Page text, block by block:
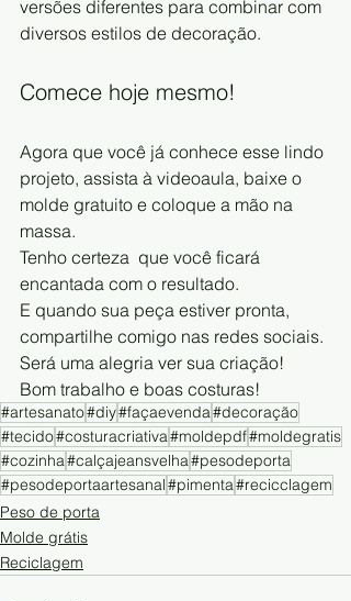
versões diferentes para combinar com
diversos estilos de decoração.
Comece hoje mesmo!
Agora que você já conhece esse lindo
projeto, assista à videoaula, baixe o
molde gratuito e coloque a mão na
massa.
Tenho certeza  que você ficará
encantada com o resultado.
E quando sua peça estiver pronta,
compartilhe comigo nas redes sociais.
Será uma alegria ver sua criação!
Bom trabalho e boas costuras!
#artesanato#diy#façaevenda#decoração
#tecido#costuracriativa#moldepdf#moldegratis
#cozinha#calçajeansvelha#pesodeporta
#pesodeportaartesanal#pimenta#recicclagem
Peso de porta
Molde grátis
Reciclagem